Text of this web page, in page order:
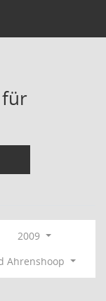
für
2009
Ahrenshoop